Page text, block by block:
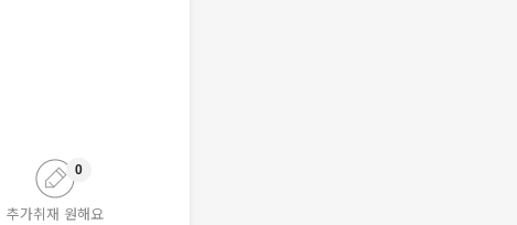
추가취재 원해요
0